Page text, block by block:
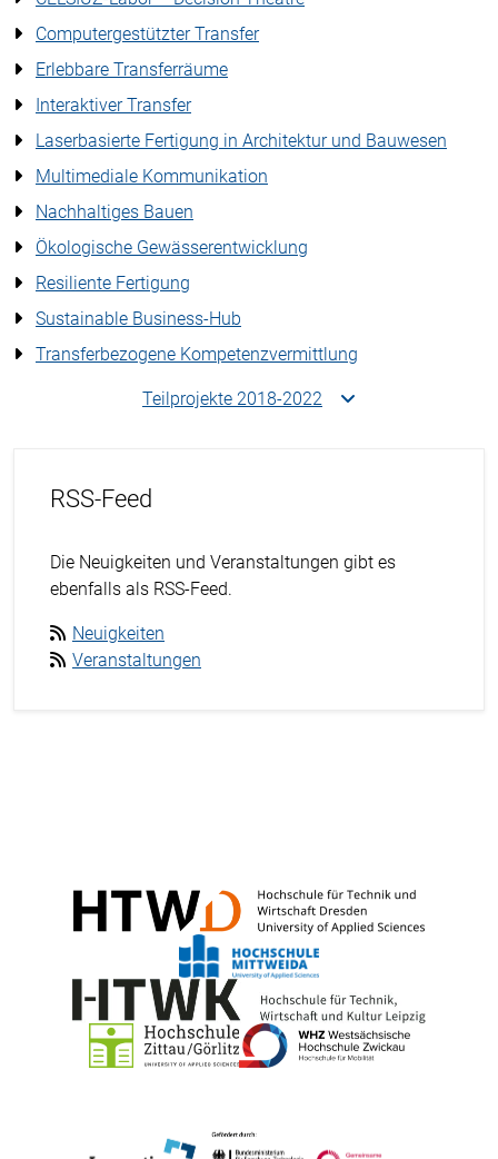
Computergestützter Transfer
Erlebbare Transferräume
Interaktiver Transfer
Laserbasierte Fertigung in Architektur und Bauwesen
Multimediale Kommunikation
Nachhaltiges Bauen
Ökologische Gewässerentwicklung
Resiliente Fertigung
Sustainable Business-Hub
Transferbezogene Kompetenzvermittlung
Teilprojekte 2018-2022
RSS-Feed
Die Neuigkeiten und Veranstaltungen gibt es
ebenfalls als RSS-Feed.
Neuigkeiten
Veranstaltungen